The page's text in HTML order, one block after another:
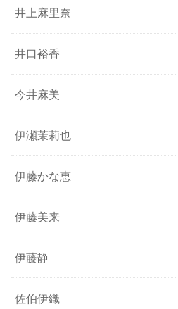
井上麻里奈
井口裕香
今井麻美
伊瀬茉莉也
伊藤かな恵
伊藤美来
伊藤静
佐伯伊織